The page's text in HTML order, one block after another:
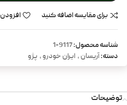
برای مقایسه اضافه کنید
شناسه محصول:9117-1
دسته: آریسان , ایران خودرو, پژو
توضیحات